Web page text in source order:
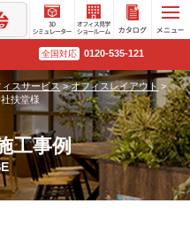
3D
シミュ
レータ
ー
オフィ
ス見学
ショー
ルーム
全国対応 0120-535-121
ィスサービス>オフィスレイアウト >
扶堂様
工事例